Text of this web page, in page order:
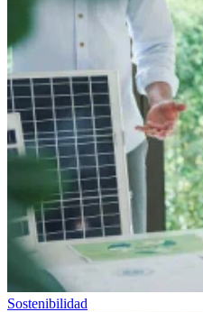
Sostenibilidad